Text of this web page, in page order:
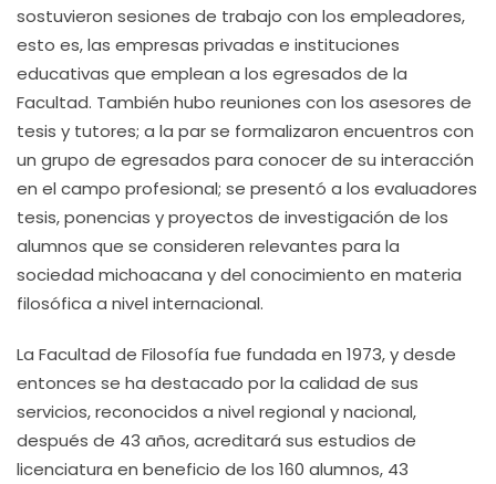
sostuvieron sesiones de trabajo con los empleadores,
esto es, las empresas privadas e instituciones
educativas que emplean a los egresados de la
Facultad. También hubo reuniones con los asesores de
tesis y tutores; a la par se formalizaron encuentros con
un grupo de egresados para conocer de su interacción
en el campo profesional; se presentó a los evaluadores
tesis, ponencias y proyectos de investigación de los
alumnos que se consideren relevantes para la
sociedad michoacana y del conocimiento en materia
filosófica a nivel internacional.
La Facultad de Filosofía fue fundada en 1973, y desde
entonces se ha destacado por la calidad de sus
servicios, reconocidos a nivel regional y nacional,
después de 43 años, acreditará sus estudios de
licenciatura en beneficio de los 160 alumnos, 43